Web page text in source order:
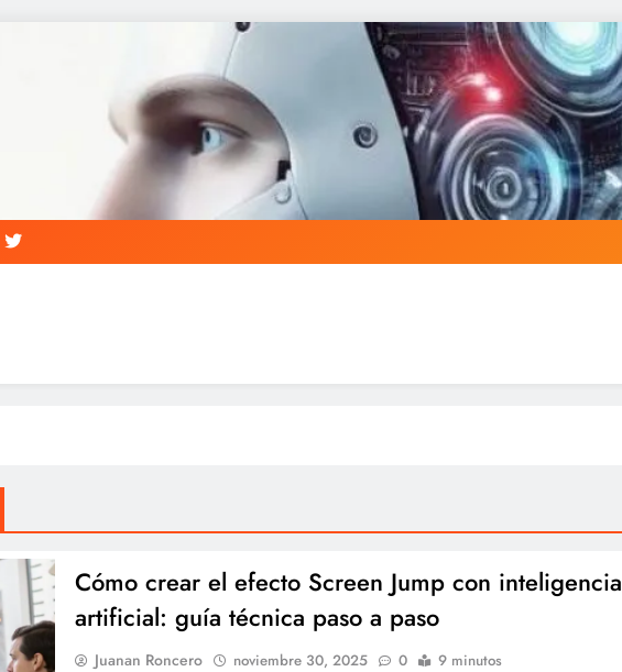
raras
Cómo crear el efecto Screen Jump con inteligencia
artificial: guía técnica paso a paso
Juanan Roncero noviembre 30, 2025 0 9 minutos